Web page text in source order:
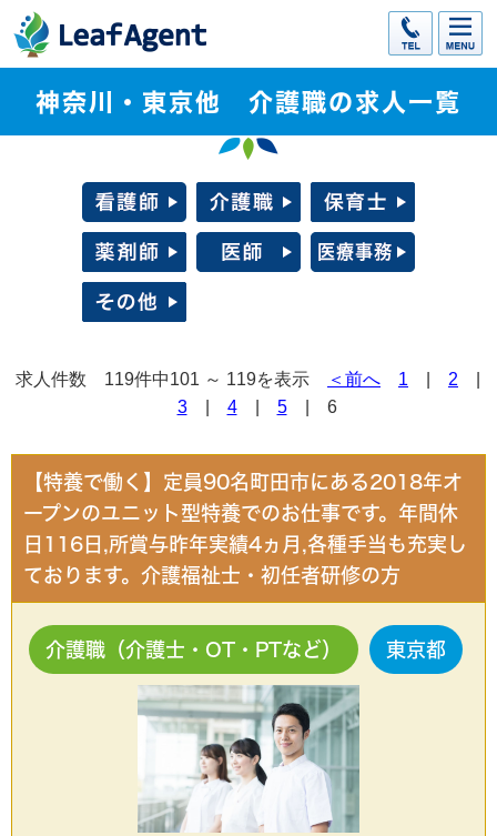
神奈川・東京他 介護職の求人一覧
求人件数 119件中101 ～ 119を表示 ＜前へ 1 2
3| 4| 5| 6
【特養で働く】定員90名町田市にある2018年オ
ープンのユニット型特養でのお仕事です。年間休
日116日,所賞与昨年実績4ヵ月,各種手当も充実し
ております。介護福祉士・初任者研修の方
介護職（介護士・OT・PTなど） 東京都